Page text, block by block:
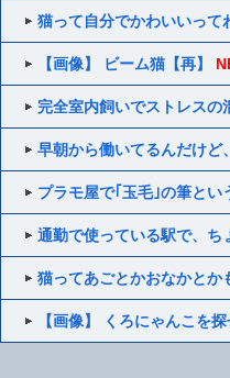
猫って自分でかわいいって
【画像】 ビーム猫【再】
完全室内飼いでストレスの
早朝から働いてるんだけど
プラモ屋で｢玉毛｣の筆とい
通勤で使っている駅で、ち
猫ってあごとかおなかとか
【画像】 くろにゃんこを探